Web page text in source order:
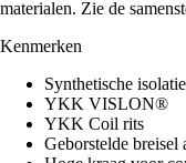
materialen. Zie de
Kenmerken
Synthetische
YKK VISLON®
YKK Coil rits
Geborstelde breisel